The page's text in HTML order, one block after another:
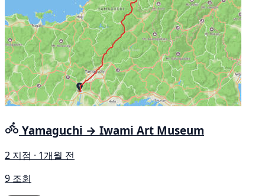
Yamaguchi → Iwami Art Museum
2 지점 · 1개월 전
9 조회